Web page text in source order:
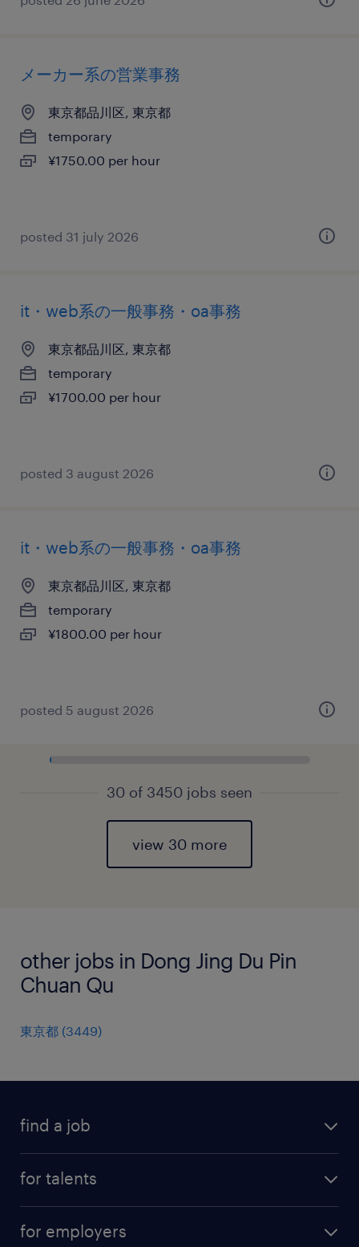
メーカー系の営業事務
東京都品川区, 東京都
temporary
¥1750.00 per hour
posted 31 july 2026
it・web系の一般事務・oa事務
東京都品川区, 東京都
temporary
¥1700.00 per hour
posted 3 august 2026
it・web系の一般事務・oa事務
東京都品川区, 東京都
temporary
¥1800.00 per hour
posted 5 august 2026
30 of 3450 jobs seen
view 30 more
other jobs in Dong Jing Du Pin
Chuan Qu
東京都 (3449)
find a job
for talents
for employers